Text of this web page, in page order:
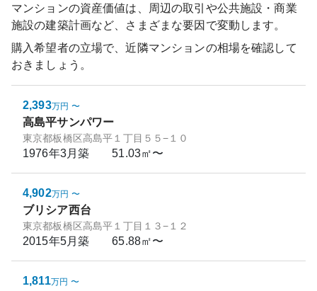
マンションの資産価値は、周辺の取引や公共施設・商業
施設の建築計画など、さまざまな要因で変動します。
購入希望者の立場で、近隣マンションの相場を確認して
おきましょう。
2,393万円 〜
高島平サンパワー
東京都板橋区高島平１丁目５５−１０
1976年3月築 51.03㎡〜
4,902万円 〜
ブリシア西台
東京都板橋区高島平１丁目１３−１２
2015年5月築 65.88㎡〜
1,811万円 〜